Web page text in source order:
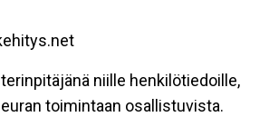
niille henkilötiedoille,
toimintaan osallistuvista.